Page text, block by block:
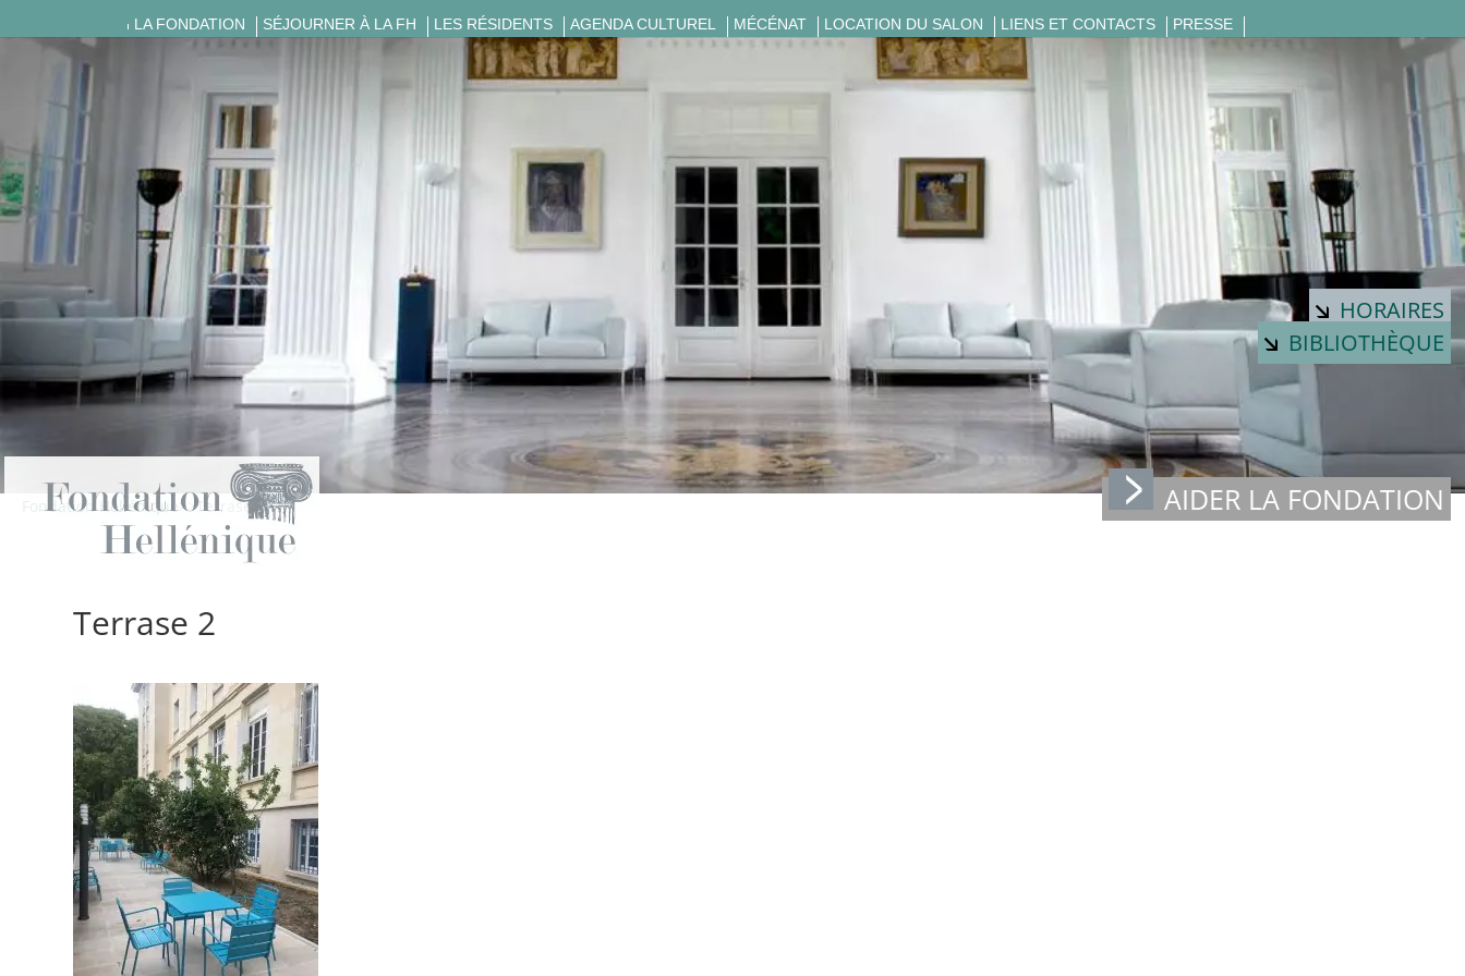
LA FONDATION SÉJOURNER À LA FH LES RÉSIDENTS AGENDA CULTUREL MÉCÉNAT LOCATION DU SALON LIENS ET CONTACTS PRESSE
HORAIRES
BIBLIOTHÈQUE
AIDER LA FONDATION
Fondation Hellénique>>Terrase 2
Terrase 2